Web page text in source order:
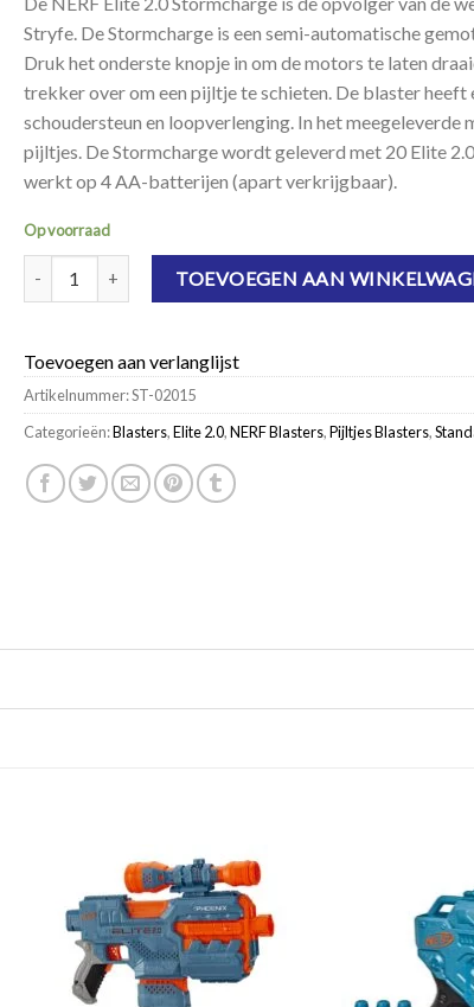
Stryfe. De Stormcharge is een semi-automatische
Druk het onderste knopje in om de motors te laten
trekker over om een pijltje te schieten. De blaster heeft
schoudersteun en loopverlenging. In het meegeleverde
pijltjes. De Stormcharge wordt geleverd met 20 Elite
werkt op 4 AA-batterijen (apart verkrijgbaar).
Op voorraad
NERF Elite 2.0 Stormcharge aantal
TOEVOEGEN AAN
Toevoegen aan verlanglijst
Artikelnummer:ST-02015
Categorieën:Blasters,Elite 2.0,NERF Blasters,Pijltjes Blasters,
Toevoegen
aan
verlanglijst